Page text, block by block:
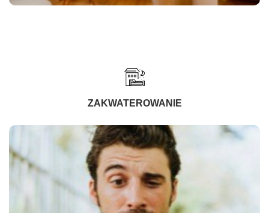
ZAKWATEROWANIE